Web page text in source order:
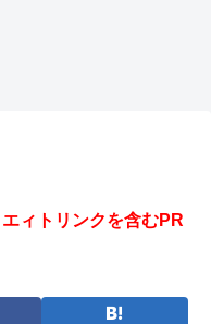
ィトリンクを含むPR